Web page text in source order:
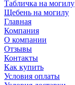
Табличка на могилу
Щебень на могилу
Главная
Компания
О компании
Отзывы
Контакты
Как купить
Условия оплаты